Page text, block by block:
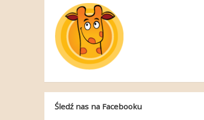
Śledź nas na Facebooku